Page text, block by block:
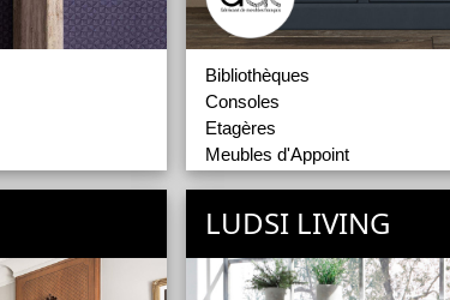
Bibliothèques
Consoles
Etagères
Meubles d'Appoint
Meubles TV
LUDSI LIVING